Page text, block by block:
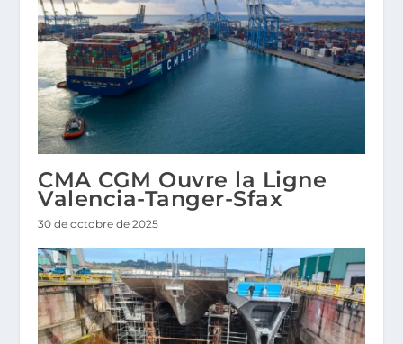
CMA CGM Ouvre la Ligne
Valencia-Tanger-Sfax
30 de octobre de 2025